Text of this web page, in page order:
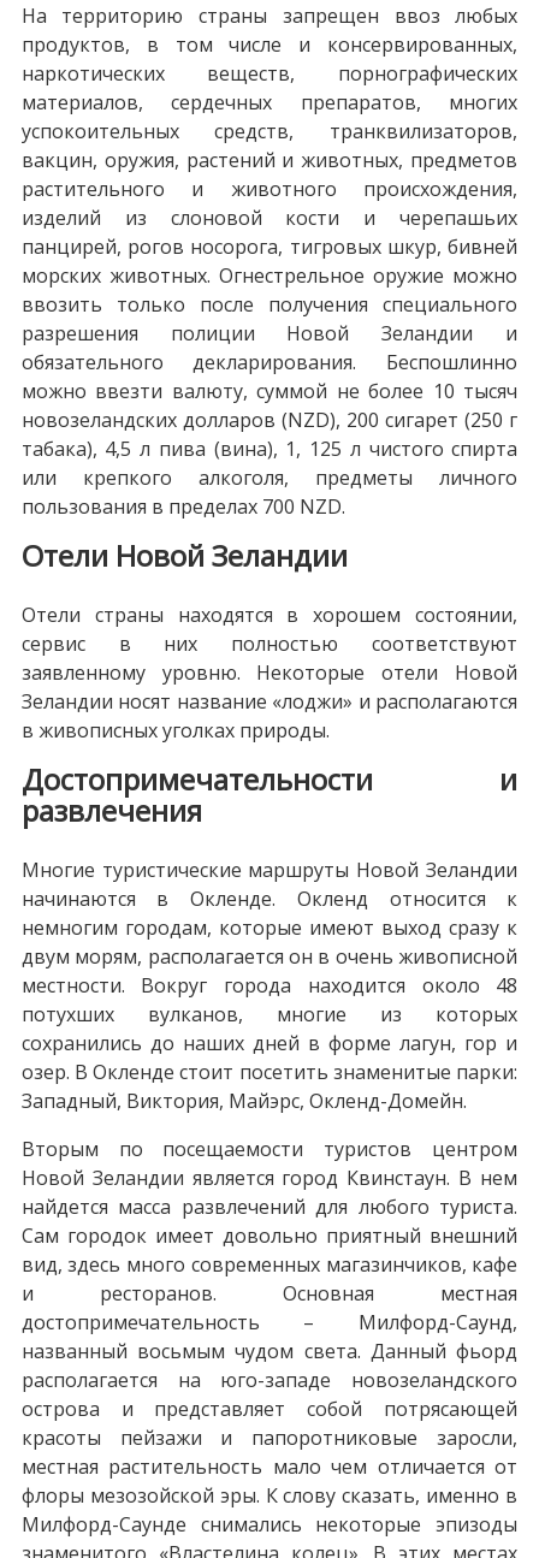
На территорию страны запрещен ввоз любых
продуктов, в том числе и консервированных,
наркотических веществ, порнографических
материалов, сердечных препаратов, многих
успокоительных средств, транквилизаторов,
вакцин, оружия, растений и животных, предметов
растительного и животного происхождения,
изделий из слоновой кости и черепашьих
панцирей, рогов носорога, тигровых шкур, бивней
морских животных. Огнестрельное оружие можно
ввозить только после получения специального
разрешения полиции Новой Зеландии и
обязательного декларирования. Беспошлинно
можно ввезти валюту, суммой не более 10 тысяч
новозеландских долларов (NZD), 200 сигарет (250 г
табака), 4,5 л пива (вина), 1, 125 л чистого спирта
или крепкого алкоголя, предметы личного
пользования в пределах 700 NZD.
Отели Новой Зеландии
Отели страны находятся в хорошем состоянии,
сервис в них полностью соответствуют
заявленному уровню. Некоторые отели Новой
Зеландии носят название «лоджи» и располагаются
в живописных уголках природы.
Достопримечательности и
развлечения
Многие туристические маршруты Новой Зеландии
начинаются в Окленде. Окленд относится к
немногим городам, которые имеют выход сразу к
двум морям, располагается он в очень живописной
местности. Вокруг города находится около 48
потухших вулканов, многие из которых
сохранились до наших дней в форме лагун, гор и
озер. В Окленде стоит посетить знаменитые парки:
Западный, Виктория, Майэрс, Окленд-Домейн.
Вторым по посещаемости туристов центром
Новой Зеландии является город Квинстаун. В нем
найдется масса развлечений для любого туриста.
Сам городок имеет довольно приятный внешний
вид, здесь много современных магазинчиков, кафе
и ресторанов. Основная местная
достопримечательность – Милфорд-Саунд,
названный восьмым чудом света. Данный фьорд
располагается на юго-западе новозеландского
острова и представляет собой потрясающей
красоты пейзажи и папоротниковые заросли,
местная растительность мало чем отличается от
флоры мезозойской эры. К слову сказать, именно в
Милфорд-Саунде снимались некоторые эпизоды